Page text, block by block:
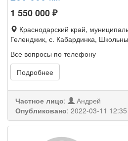
1 550 000₽
Краснодарский край,
Геленджик, с. Кабардинка,
Все вопросы по телефону
Подробнее
Частное лицо:
Андрей
Опубликовано: 2022-03-11 12:35